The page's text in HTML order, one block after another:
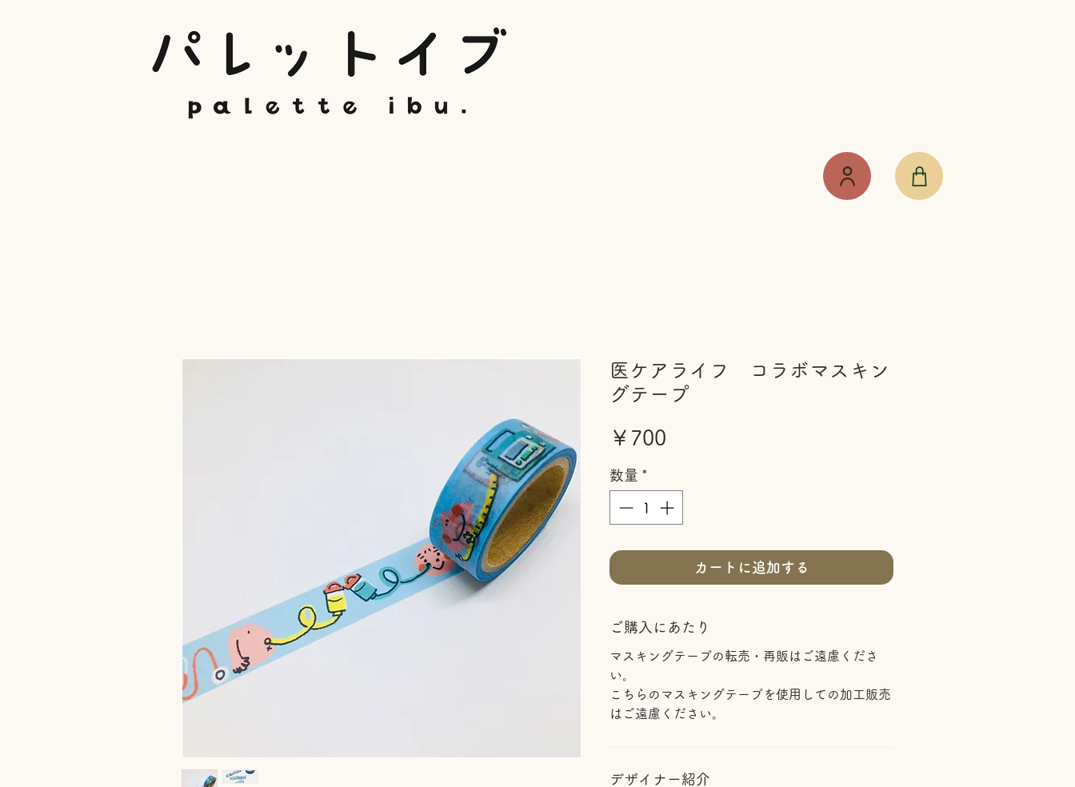
医ケアライフ コラボマスキン
グテープ
￥700
数量 *
カートに追加する
ご購入にあたり
マスキングテープの転売・再販はご遠慮くださ
い。
こちらのマスキングテープを使用しての加工販売
はご遠慮ください。
デザイナー紹介